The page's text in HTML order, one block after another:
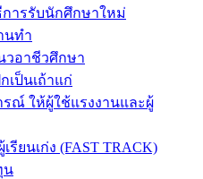
การรับนักศึกษาใหม่
นทำ
วอาชีวศึกษา
เป็นเถ้าแก่
รณ์ ให้ผู้ใช้แรงงานและผู้
รียนเก่ง (FAST TRACK)
น